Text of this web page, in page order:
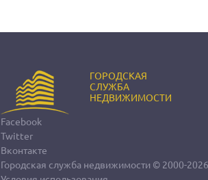
ГОРОДСКАЯ
СЛУЖБА
НЕДВИЖИМОСТИ
Facebook
Twitter
Вконтакте
Городская служба недвижимости © 2000-2026